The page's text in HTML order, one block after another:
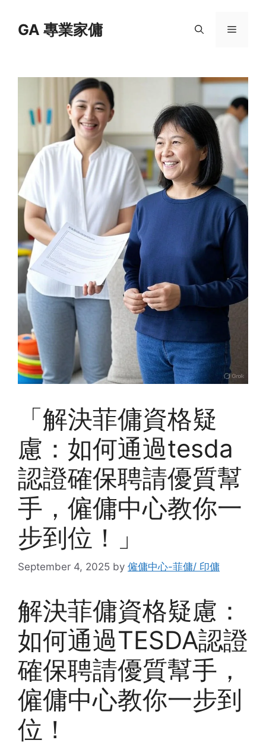
contentGA 專業家傭 Menu
「解決菲傭資格疑
慮：如何通過tesda
認證確保聘請優質幫
手，僱傭中心教你一
步到位！」
September 4, 2025 by 僱傭中心-菲傭/ 印傭
解決菲傭資格疑慮：
如何通過TESDA認證
確保聘請優質幫手，
僱傭中心教你一步到
位！